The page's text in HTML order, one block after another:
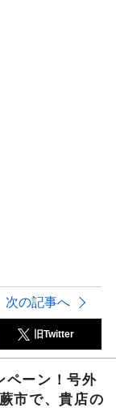
次の記事へ
旧Twitter
ペーン！号外
市で、貴店の